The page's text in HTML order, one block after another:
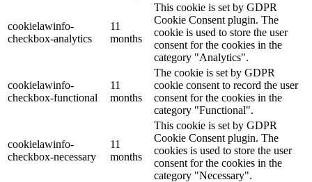
cookielawinfo-
checkbox-analytics
11
months
This cookie is set by GDPR
Cookie Consent plugin. The
cookie is used to store the user
consent for the cookies in the
category "Analytics".
cookielawinfo-
checkbox-functional
11
months
The cookie is set by GDPR
cookie consent to record the user
consent for the cookies in the
category "Functional".
cookielawinfo-
checkbox-necessary
11
months
This cookie is set by GDPR
Cookie Consent plugin. The
cookies is used to store the user
consent for the cookies in the
category "Necessary".